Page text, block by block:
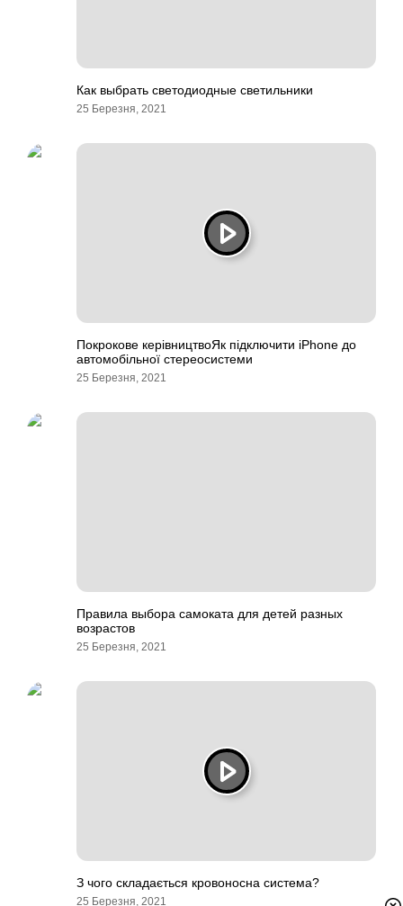
Как выбрать светодиодные светильники
25 Березня, 2021
Покрокове керівництвоЯк підключити iPhone до
автомобільної стереосистеми
25 Березня, 2021
Правила выбора самоката для детей разных
возрастов
25 Березня, 2021
З чого складається кровоносна система?
25 Березня, 2021